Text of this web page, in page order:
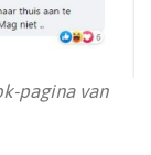
pagina van